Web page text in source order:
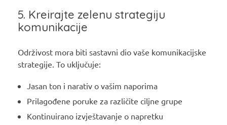
5. Kreirajte zelenu strategiju
komunikacije
Održivost mora biti sastavni dio vaše komunikacijske
strategije. To uključuje:
Jasan ton i narativ o vašim naporima
Prilagođene poruke za različite ciljne grupe
Kontinuirano izvještavanje o napretku